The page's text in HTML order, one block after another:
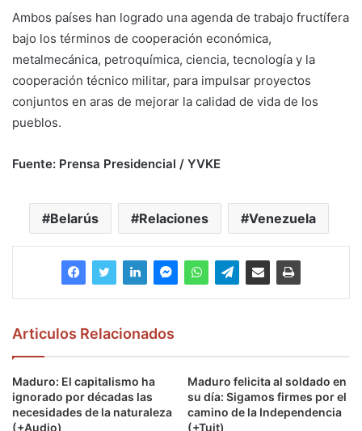
Ambos países han logrado una agenda de trabajo fructífera
bajo los términos de cooperación económica,
metalmecánica, petroquímica, ciencia, tecnología y la
cooperación técnico militar, para impulsar proyectos
conjuntos en aras de mejorar la calidad de vida de los
pueblos.
Fuente: Prensa Presidencial / YVKE
Belarús Relaciones Venezuela
Articulos Relacionados
Maduro: El capitalismo ha
ignorado por décadas las
necesidades de la naturaleza
(+Audio)
Maduro felicita al soldado en
su día: Sigamos firmes por el
camino de la Independencia
(+Tuit)